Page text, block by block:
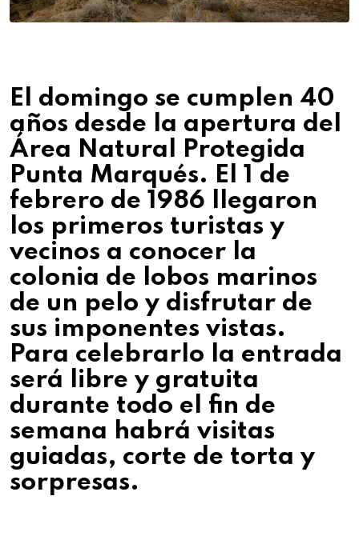
El domingo se cumplen 40
años desde la apertura del
Área Natural Protegida
Punta Marqués. El 1 de
febrero de 1986 llegaron
los primeros turistas y
vecinos a conocer la
colonia de lobos marinos
de un pelo y disfrutar de
sus imponentes vistas.
Para celebrarlo la entrada
será libre y gratuita
durante todo el fin de
semana habrá visitas
guiadas, corte de torta y
sorpresas.